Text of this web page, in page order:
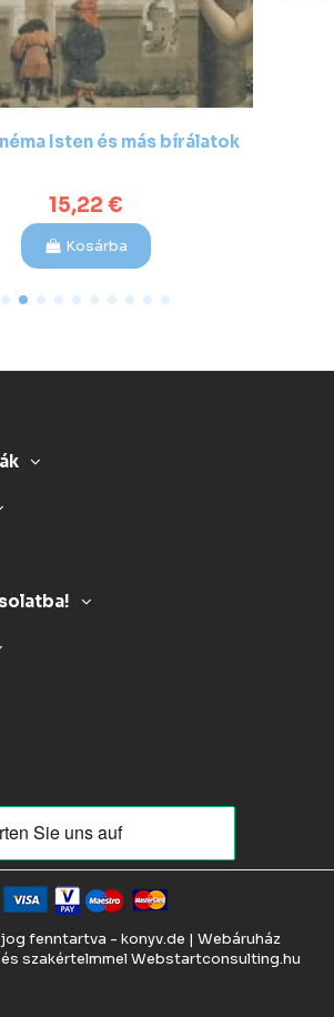
Isten és más bírálatok
15,22 €
Kosárba
fenntartva - konyv.de | Webáruház
szakértelmmel Webstartconsulting.hu